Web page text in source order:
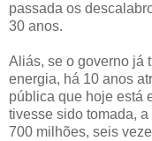
passada os
30 anos.
Aliás, se o governo já
energia, há 10 anos
pública que hoje está
tivesse sido tomada,
700 milhões, seis